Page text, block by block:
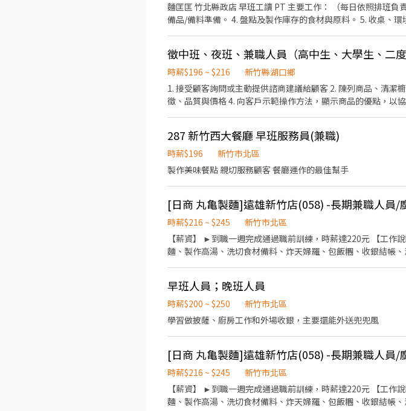
麵匡匡 竹北縣政店 早班工讀 PT 主要工作： （每日依照排班負責不同工作項目） 1. 早班開班。 2. 餐點製作與出餐品質控管。 3.
備品/備料準備。 4. 盤點及製作庫存的食材與原料。 5. 收桌、
論，誠懇招募喜歡餐飲工作的夥伴加入。
時薪$196 ~ $216
新竹縣湖口鄉
1. 接受顧客詢問或主動提供諮商建議給顧客 2. 陳列商品、清潔櫥窗、維持營業場所的整潔與美觀 3. 向顧客說明貨品的性質、特
徵、品質與價格 4. 向客戶示範操作方法，顯示商品的優點，以協助顧客選擇 5. 在成交後，包裝商品、收取款項、交付商品、開發
操作、結帳 10. 寄物和顧客服務工作
287 新竹西大餐廳 早班服務員(兼職)
時薪$196
新竹市北區
製作美味餐點 親切服務顧客 餐廳運作的最佳幫手
時薪$216 ~ $245
新竹市北區
【薪資】 ►到職一週完成通過職前訓練，時薪達220元 【工作說明】 ►不分內/外場都是屬於合併型態的工作內容：製麵、煮
麵、製作高湯、洗切食材備料、炸天婦羅、包飯糰、收銀結帳、洗碗、收拾餐具、環
製麵)
早班人員；晚班人員
時薪$200 ~ $250
新竹市北區
學習做披薩、廚房工作和外場收銀，主要還能外送兜兜風
時薪$216 ~ $245
新竹市北區
【薪資】 ►到職一週完成通過職前訓練，時薪達220元 【工
麵、製作高湯、洗切食材備料、炸天婦羅、包飯糰、收銀結帳